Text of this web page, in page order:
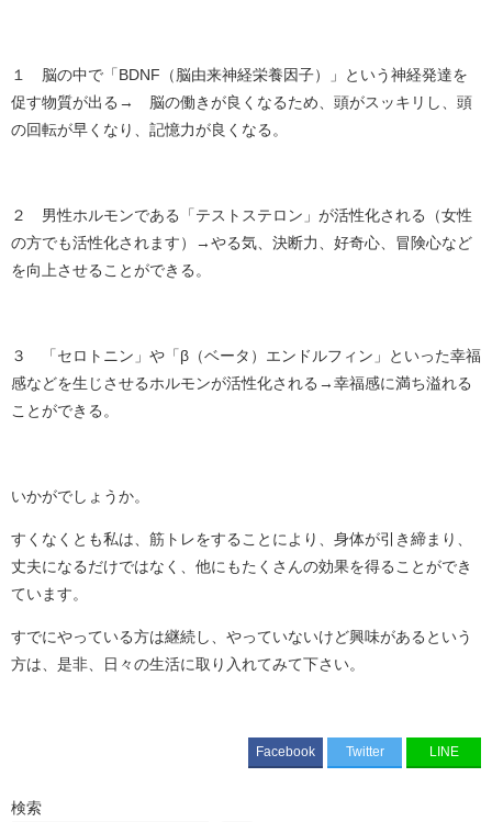
１ 脳の中で「BDNF（脳由来神経栄養因子）」という神経発達を
促す物質が出る→ 脳の働きが良くなるため、頭がスッキリし、頭
の回転が早くなり、記憶力が良くなる。
２ 男性ホルモンである「テストステロン」が活性化される（女性
の方でも活性化されます）→やる気、決断力、好奇心、冒険心など
を向上させることができる。
３ 「セロトニン」や「β（ベータ）エンドルフィン」といった幸福
感などを生じさせるホルモンが活性化される→幸福感に満ち溢れる
ことができる。
いかがでしょうか。
すくなくとも私は、筋トレをすることにより、身体が引き締まり、
丈夫になるだけではなく、他にもたくさんの効果を得ることができ
ています。
すでにやっている方は継続し、やっていないけど興味があるという
方は、是非、日々の生活に取り入れてみて下さい。
Facebook Twitter LINE
検索